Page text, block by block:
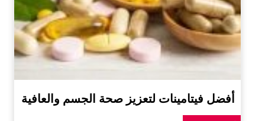
أفضل فيتامينات لتعزيز صحة الجسم والعافية